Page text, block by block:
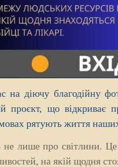
на діючу благодійну
проєкт, що відкриває
рятують життя
лише про світлини. Це
на якій щодня